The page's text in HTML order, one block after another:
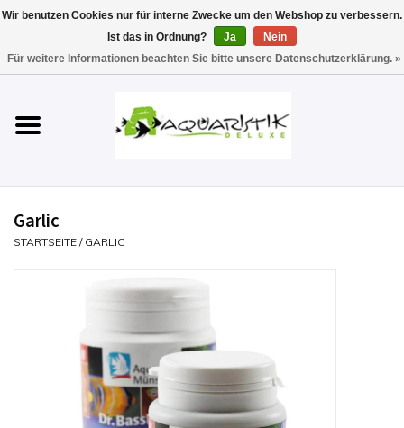
Aquarien
Technik
Futter
Einrichten & Gestalten
Garlic
STARTSEITE / GARLIC
Wir benutzen Cookies nur für interne Zwecke um den Webshop zu verbessern.
Ist das in Ordnung?
Ja
Nein
Für weitere Informationen beachten Sie bitte unsere Datenschutzerklärung. »